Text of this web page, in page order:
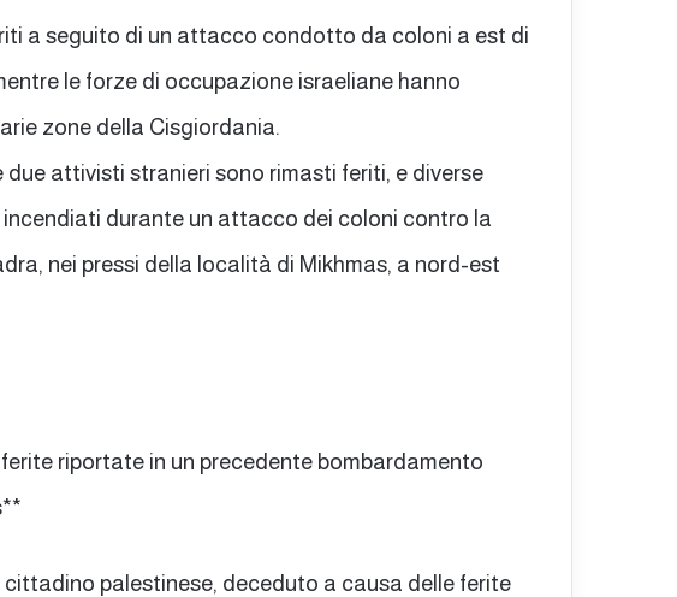
a seguito di un attacco condotto da coloni a est di
le forze di occupazione israeliane hanno
zone della Cisgiordania.
attivisti stranieri sono rimasti feriti, e diverse
durante un attacco dei coloni contro la
nei pressi della località di Mikhmas, a nord-est
riportate in un precedente bombardamento
palestinese, deceduto a causa delle ferite